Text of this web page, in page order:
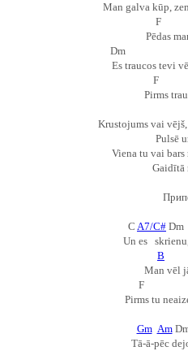
Man galva kūp,
F
Pēdas
Dm
Es traucos tevi
F
Pirms
Krustojums vai
Pulsē
Viena tu vai bars
Gaidītā
C A7/C#
Un es
B
Man vēl
F
Pirms tu
Gm Am
Tā-ā-pēc